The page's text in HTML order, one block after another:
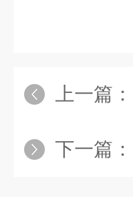
上一篇：
下一篇：